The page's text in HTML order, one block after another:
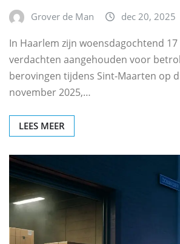
Grover de Man dec 20, 2025
In Haarlem zijn woensdagochtend
verdachten aangehouden voor
berovingen tijdens Sint-Maarten op
november 2025,…
LEES MEER